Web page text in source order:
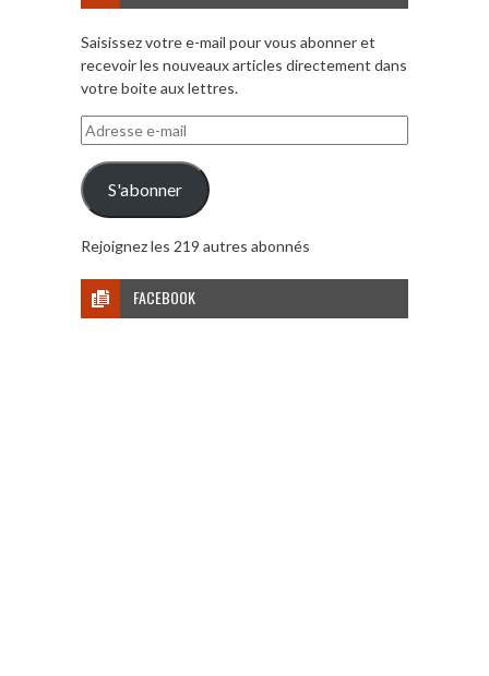
Saisissez votre e-mail pour vous abonner et
recevoir les nouveaux articles directement dans
votre boite aux lettres.
Adresse
e-
mail
S'abonner
Rejoignez les 219 autres abonnés
FACEBOOK